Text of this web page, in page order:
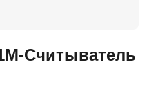
Считыватель